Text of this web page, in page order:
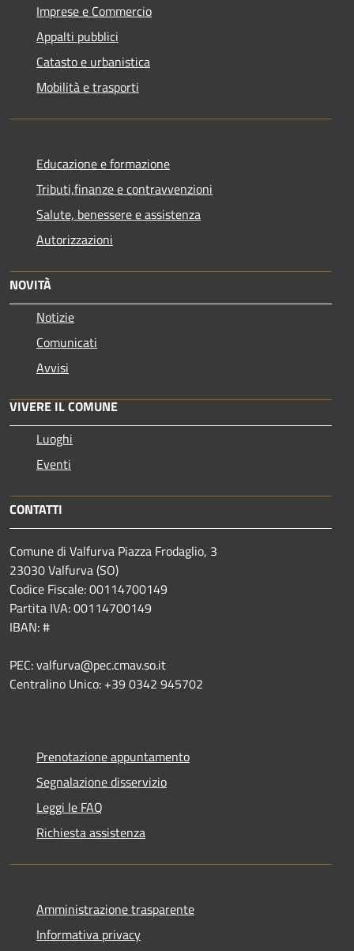
Imprese e Commercio
Appalti pubblici
Catasto e urbanistica
Mobilità e trasporti
Educazione e formazione
Tributi,finanze e contravvenzioni
Salute, benessere e assistenza
Autorizzazioni
NOVITÀ
Notizie
Comunicati
Avvisi
VIVERE IL COMUNE
Luoghi
Eventi
CONTATTI
Comune di Valfurva Piazza Frodaglio, 3
23030 Valfurva (SO)
Codice Fiscale: 00114700149
Partita IVA: 00114700149
IBAN: #
PEC: valfurva@pec.cmav.so.it
Centralino Unico: +39 0342 945702
Prenotazione appuntamento
Segnalazione disservizio
Leggi le FAQ
Richiesta assistenza
Amministrazione trasparente
Informativa privacy